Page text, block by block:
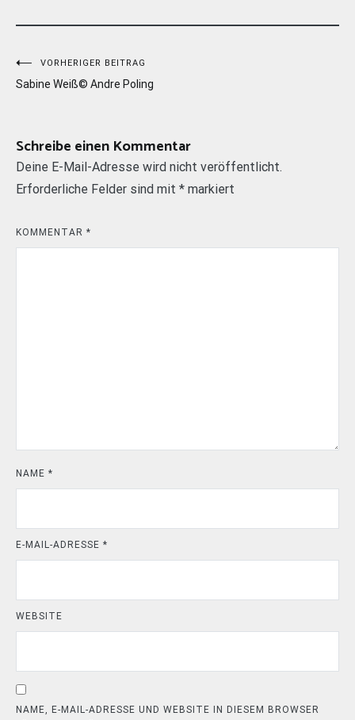
Beitragsnavigation
VORHERIGER BEITRAG
Sabine Weiß© Andre Poling
Schreibe einen Kommentar
Deine E-Mail-Adresse wird nicht veröffentlicht.
Erforderliche Felder sind mit * markiert
KOMMENTAR *
NAME *
E-MAIL-ADRESSE *
WEBSITE
NAME, E-MAIL-ADRESSE UND WEBSITE IN DIESEM BROWSER